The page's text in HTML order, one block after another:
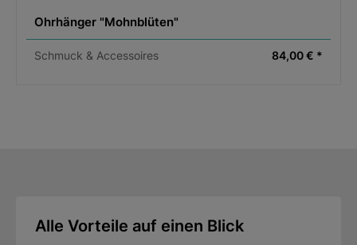
Ohrhänger "Mohnblüten"
Schmuck & Accessoires 84,00 € *
Alle Vorteile auf einen Blick